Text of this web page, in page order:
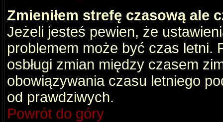
Zmieniłem strefę czasową ale
Jeżeli jesteś pewien, że
problemem może być czas letni.
osbługi zmian między czasem
obowiązywania czasu letniego
od prawdziwych.
Powrót do góry